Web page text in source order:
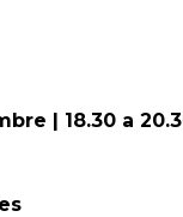
| 18.30 a